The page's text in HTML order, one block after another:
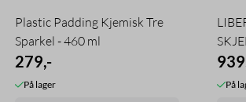
Plastic Padding Kjemisk Tre
Sparkel - 460 ml
279,-
På lager På